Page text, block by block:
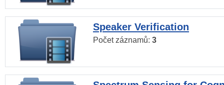
Speaker Verification
Počet záznamů: 3